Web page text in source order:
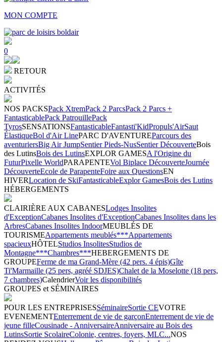
MON COMPTE
0
RETOUR
ACTIVITÉS
NOS PACKSPack XtremPack 2 ParcsPack 2 Parcs +
FantasticablePack PatrouillePack
TyrosSENSATIONSFantasticableFantasti'KidPropuls'AirSaut
ÉlastiqueBol d'Air LinePARC D'AVENTUREParcours des
aventuriersBig Air JumpSentier Pieds-NusSentier DécouverteBois
des LutinsBois des LutinsEXPLOR GAMESA l'Origine du
FuturPixelle WorldPARAPENTEVol Biplace DécouverteJournée
DécouverteEcole de ParapenteFoire aux QuestionsEN
HIVERLocation de SkiFantasticableExplor GamesBois des Lutins
HÉBERGEMENTS
CLAIRIÈRE AUX CABANESLodges Insolites
d'ExceptionCabanes Insolites d'ExceptionCabanes Insolites dans les
ArbresCabanes Insolites IndoorMEUBLÉS DE
TOURISMEAppartements meublés***Appartements
spacieuxHÔTELStudios InsolitesStudios de
Montagne***Chambres***HEBERGEMENTS DE
GROUPEFerme de ma Grand-Mère (42 pers. 4 épis)Gîte
Ti'Marmaille (25 pers, agréé SDJES)Chalet de la Moselotte (18 pers,
7 chambres)CalendrierVoir les disponibilités
GROUPES et SÉMINAIRES
POUR LES ENTREPRISESSéminaireSortie CEVOTRE
EVENEMENTEnterrement de vie de garçonEnterrement de vie de
jeune filleCousinade - AnniversaireAnniversaire au Bois des
LutinsSortie ScolaireColonie, centres, foyers, MLC...NOS